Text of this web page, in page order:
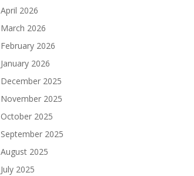
April 2026
March 2026
February 2026
January 2026
December 2025
November 2025
October 2025
September 2025
August 2025
July 2025